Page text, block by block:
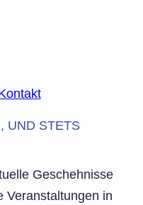
UND STETS
Geschehnisse
Veranstaltungen in